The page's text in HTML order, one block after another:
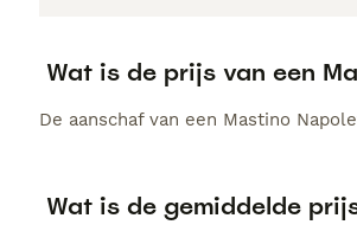
Wat is de prijs van een
De aanschaf van een Mastino
Wat is de gemiddelde